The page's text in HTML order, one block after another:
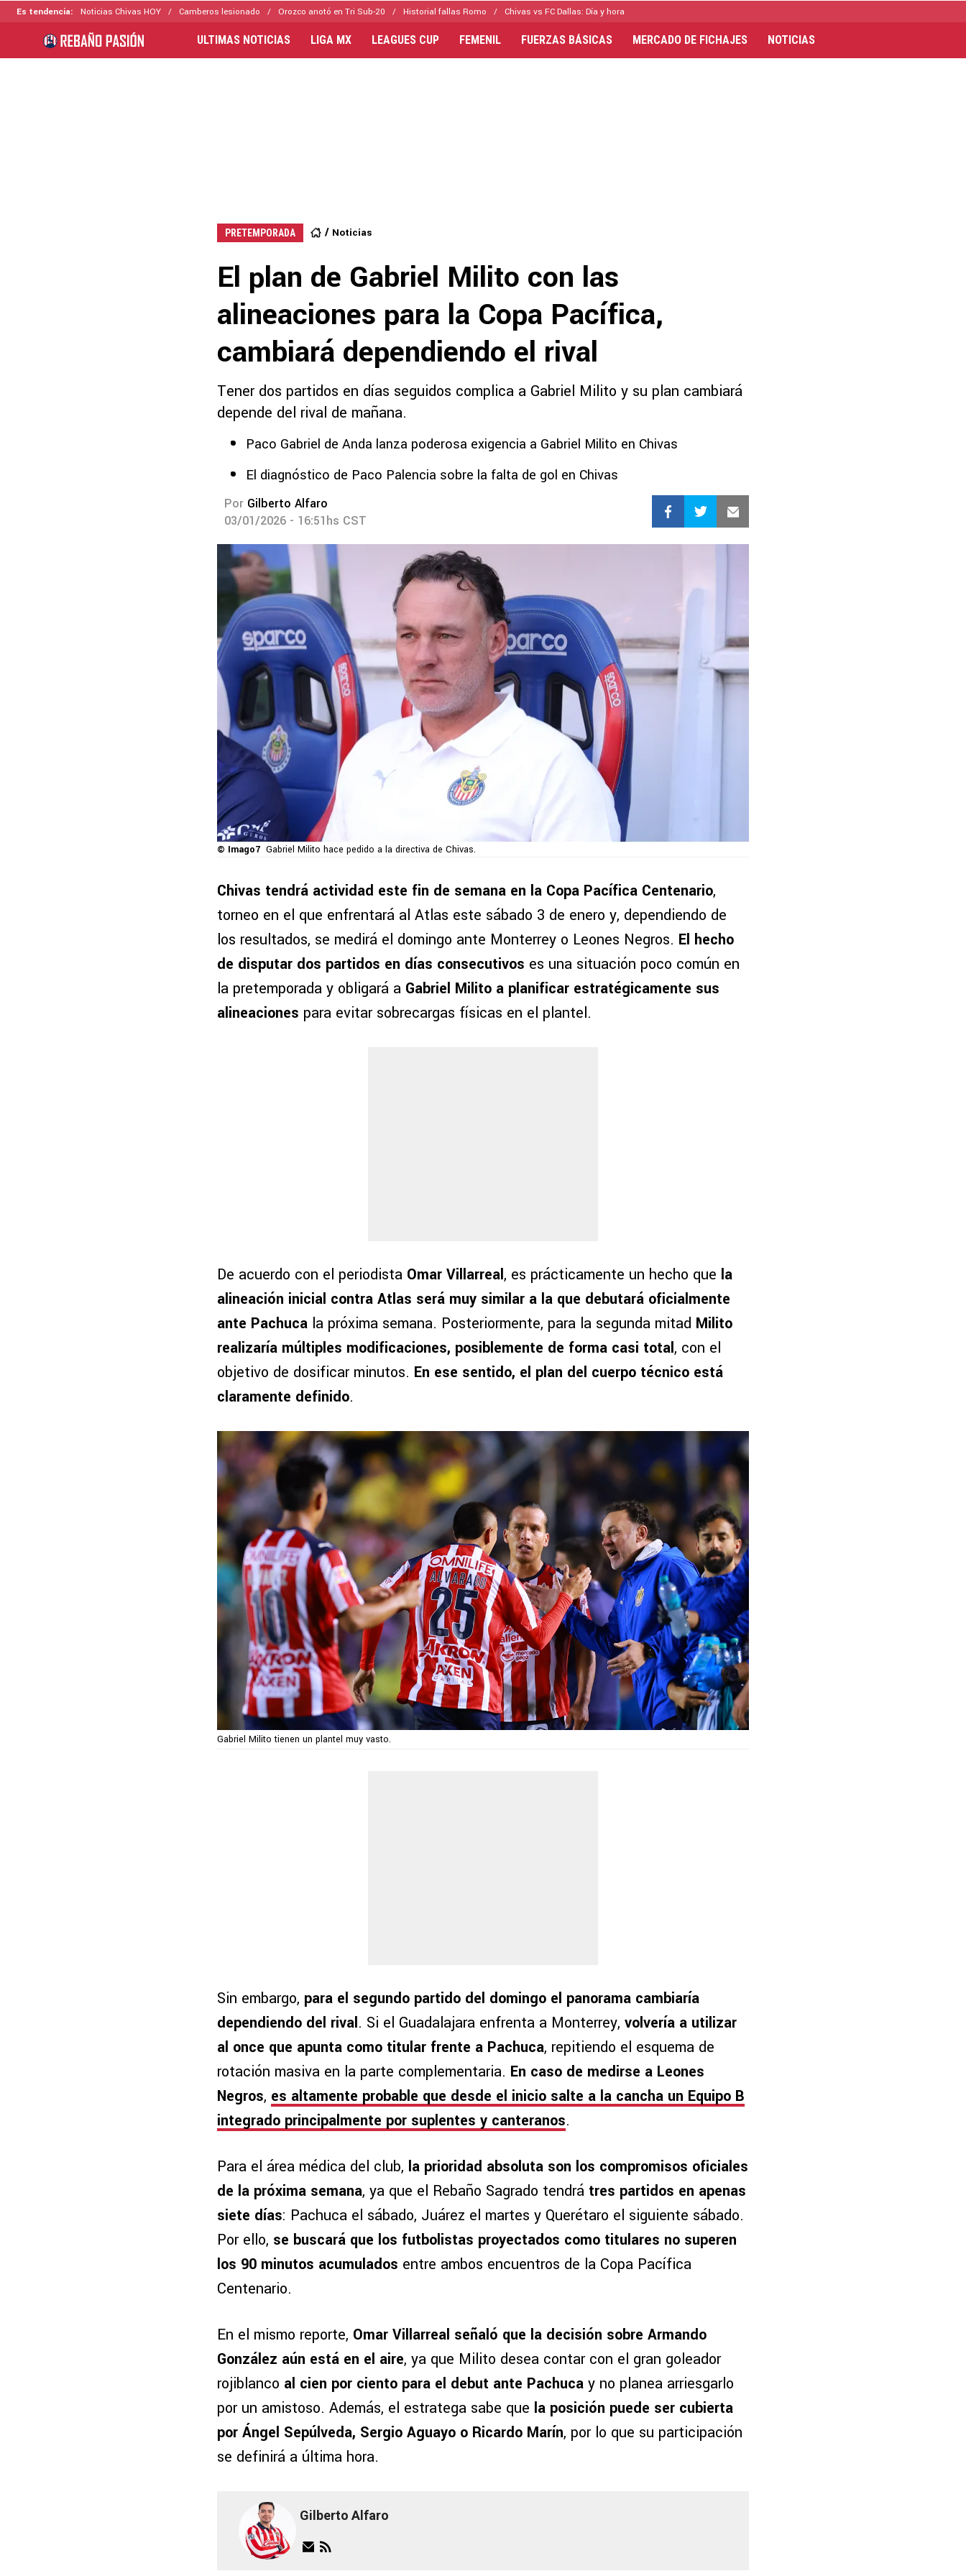
Es tendencia: Noticias Chivas HOY Camberos lesionado Orozco anotó en Tri Sub-20 Historial fallas Romo Chivas vs FC Dallas: Día y hora
ULTIMAS NOTICIAS LIGA MX LEAGUES CUP FEMENIL FUERZAS BÁSICAS MERCADO DE FICHAJES NOTICIAS
PRETEMPORADA Noticias
El plan de Gabriel Milito con las
alineaciones para la Copa Pacífica,
cambiará dependiendo el rival
Tener dos partidos en días seguidos complica a Gabriel Milito y su plan cambiará
depende del rival de mañana.
Paco Gabriel de Anda lanza poderosa exigencia a Gabriel Milito en Chivas
El diagnóstico de Paco Palencia sobre la falta de gol en Chivas
Por Gilberto Alfaro
03/01/2026 - 16:51hs CST
© Imago7 Gabriel Milito hace pedido a la directiva de Chivas.
Chivas tendrá actividad este fin de semana en la Copa Pacífica Centenario,
torneo en el que enfrentará al Atlas este sábado 3 de enero y, dependiendo de
los resultados, se medirá el domingo ante Monterrey o Leones Negros. El hecho
de disputar dos partidos en días consecutivos es una situación poco común en
la pretemporada y obligará a Gabriel Milito a planificar estratégicamente sus
alineaciones para evitar sobrecargas físicas en el plantel.
De acuerdo con el periodista Omar Villarreal, es prácticamente un hecho que la
alineación inicial contra Atlas será muy similar a la que debutará oficialmente
ante Pachuca la próxima semana. Posteriormente, para la segunda mitad Milito
realizaría múltiples modificaciones, posiblemente de forma casi total, con el
objetivo de dosificar minutos. En ese sentido, el plan del cuerpo técnico está
claramente definido.
Gabriel Milito tienen un plantel muy vasto.
Sin embargo, para el segundo partido del domingo el panorama cambiaría
dependiendo del rival. Si el Guadalajara enfrenta a Monterrey, volvería a utilizar
al once que apunta como titular frente a Pachuca, repitiendo el esquema de
rotación masiva en la parte complementaria. En caso de medirse a Leones
Negros, es altamente probable que desde el inicio salte a la cancha un Equipo B
integrado principalmente por suplentes y canteranos.
Para el área médica del club, la prioridad absoluta son los compromisos oficiales
de la próxima semana, ya que el Rebaño Sagrado tendrá tres partidos en apenas
siete días: Pachuca el sábado, Juárez el martes y Querétaro el siguiente sábado.
Por ello, se buscará que los futbolistas proyectados como titulares no superen
los 90 minutos acumulados entre ambos encuentros de la Copa Pacífica
Centenario.
En el mismo reporte, Omar Villarreal señaló que la decisión sobre Armando
González aún está en el aire, ya que Milito desea contar con el gran goleador
rojiblanco al cien por ciento para el debut ante Pachuca y no planea arriesgarlo
por un amistoso. Además, el estratega sabe que la posición puede ser cubierta
por Ángel Sepúlveda, Sergio Aguayo o Ricardo Marín, por lo que su participación
se definirá a última hora.
Gilberto Alfaro